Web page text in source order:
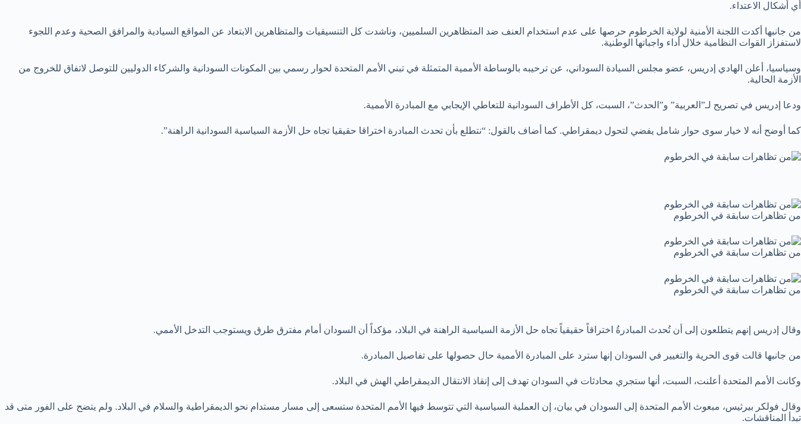
أي أشكال الاعتداء.
من جانبها أكدت اللجنة الأمنية لولاية الخرطوم حرصها على عدم استخدام العنف ضد المتظاهرين السلميين، وناشدت كل التنسيقيات والمتظاهرين الابتعاد عن المواقع السيادية والمرافق الصحية وعدم اللجوء
لاستفزاز القوات النظامية خلال أداء واجباتها الوطنية.
وسياسيا، أعلن الهادي إدريس، عضو مجلس السيادة السوداني، عن ترحيبه بالوساطة الأممية المتمثلة في تبني الأمم المتحدة لحوار رسمي بين المكونات السودانية والشركاء الدوليين للتوصل لاتفاق للخروج من
الأزمة الحالية.
ودعا إدريس في تصريح لـ”العربية” و”الحدث”، السبت، كل الأطراف السودانية للتعاطي الإيجابي مع المبادرة الأممية.
كما أوضح أنه لا خيار سوى حوار شامل يفضي لتحول ديمقراطي. كما أضاف بالقول: “نتطلع بأن تحدث المبادرة اختراقا حقيقيا تجاه حل الأزمة السياسية السودانية الراهنة”.
من تظاهرات سابقة في الخرطوم
من تظاهرات سابقة في الخرطوم
من تظاهرات سابقة في الخرطوم
وقال إدريس إنهم يتطلعون إلى أن تُحدث المبادرةُ اختراقاً حقيقياً تجاه حل الأزمة السياسية الراهنة في البلاد، مؤكداً أن السودان أمام مفترق طرق ويستوجب التدخل الأممي.
من جانبها قالت قوى الحرية والتغيير في السودان إنها سترد على المبادرة الأممية حال حصولها على تفاصيل المبادرة.
وكانت الأمم المتحدة أعلنت، السبت، أنها ستجري محادثات في السودان تهدف إلى إنقاذ الانتقال الديمقراطي الهش في البلاد.
وقال فولكر بيرثيس، مبعوث الأمم المتحدة إلى السودان في بيان، إن العملية السياسية التي تتوسط فيها الأمم المتحدة ستسعى إلى مسار مستدام نحو الديمقراطية والسلام في البلاد. ولم يتضح على الفور متى قد
تبدأ المناقشات.